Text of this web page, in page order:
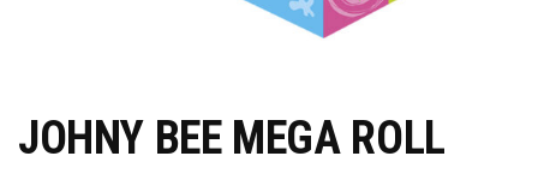
JOHNY BEE MEGA ROLL